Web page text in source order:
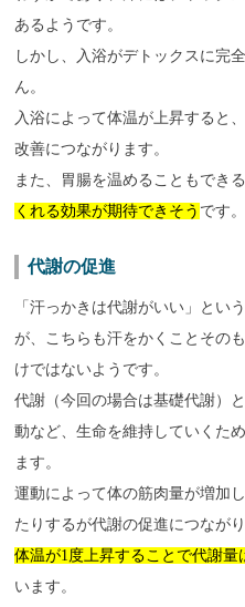
あるようです。
しかし、入浴がデトックスに完
ん。
入浴によって体温が上昇すると
改善につながります。
また、胃腸を温めることもでき
くれる効果が期待できそう です。
代謝の促進
「汗っかきは代謝がいい」とい
が、こちらも汗をかくことその
けではないようです。
代謝（今回の場合は基礎代謝）
動など、生命を維持していくた
ます。
運動によって体の筋肉量が増加
たりするが代謝の促進につながり
体温が1度上昇することで代謝量
います。